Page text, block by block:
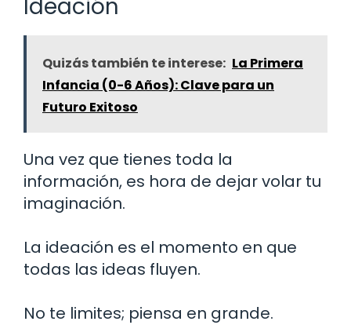
Ideación
Quizás también te interese: La Primera
Infancia (0-6 Años): Clave para un
Futuro Exitoso
Una vez que tienes toda la
información, es hora de dejar volar tu
imaginación.
La ideación es el momento en que
todas las ideas fluyen.
No te limites; piensa en grande.